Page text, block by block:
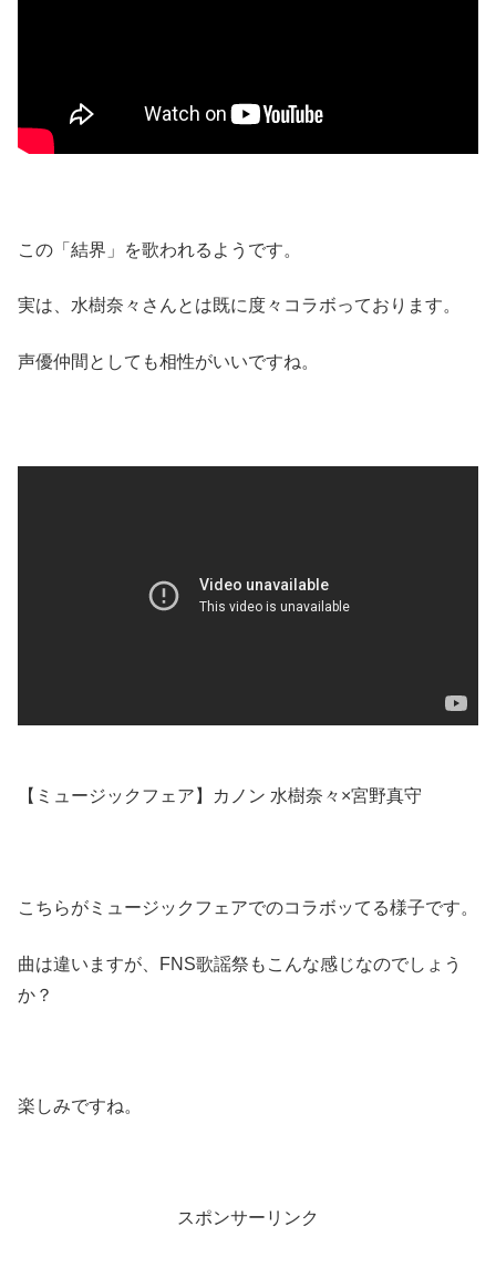
この「結界」を歌われるようです。
実は、水樹奈々さんとは既に度々コラボっております。
声優仲間としても相性がいいですね。
【ミュージックフェア】カノン 水樹奈々×宮野真守
こちらがミュージックフェアでのコラボッてる様子です。
曲は違いますが、FNS歌謡祭もこんな感じなのでしょう
か？
楽しみですね。
スポンサーリンク